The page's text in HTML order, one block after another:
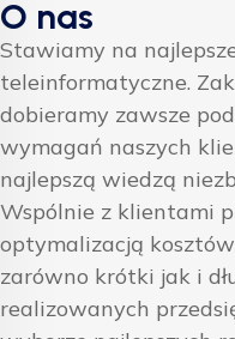
O nas
Stawiamy na
teleinformatyczne.
dobieramy zawsze
wymagań naszych
najlepszą wiedzą
Wspólnie z klientami
optymalizacją
zarówno krótki jak i
realizowanych